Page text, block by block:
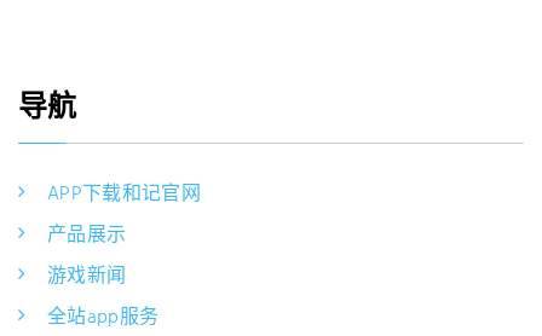
导航
APP下载和记官网
产品展示
游戏新闻
全站app服务